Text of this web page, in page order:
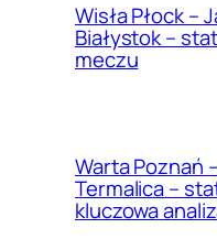
Wisła Płock –
Białystok –
meczu
Warta Poznań
Termalica –
kluczowa